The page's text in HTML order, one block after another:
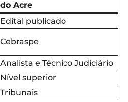
do Acre
Edital publicado
Cebraspe
Analista e Técnico Judiciário
Nível superior
Tribunais